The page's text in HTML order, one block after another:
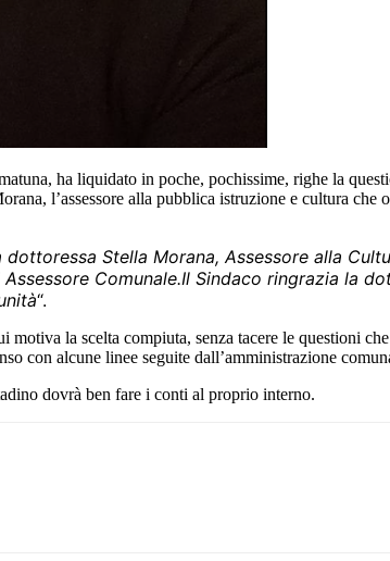
ha liquidato in poche, pochissime, righe la
l’assessore alla pubblica istruzione e cultura che
Stella Morana, Assessore alla
Comunale.Il Sindaco ringrazia la
“.
la scelta compiuta, senza tacere le questioni
con alcune linee seguite dall’amministrazione
dovrà ben fare i conti al proprio interno.